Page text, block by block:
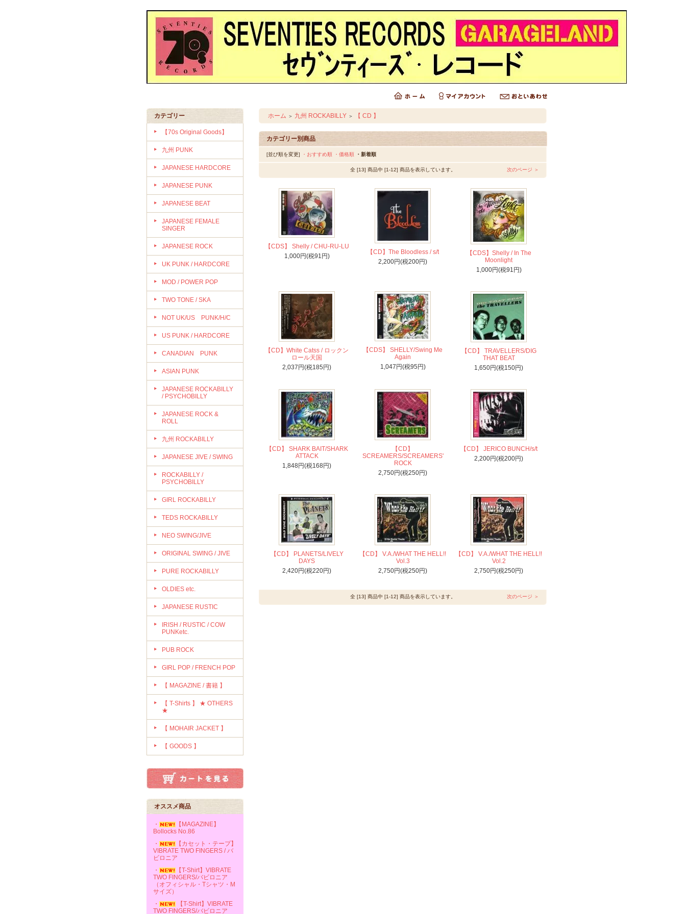
カテゴリー
【70s Original Goods】
九州 PUNK
JAPANESE HARDCORE
JAPANESE PUNK
JAPANESE BEAT
JAPANESE FEMALE
SINGER
JAPANESE ROCK
UK PUNK / HARDCORE
MOD / POWER POP
TWO TONE / SKA
NOT UK/US PUNK/H/C
US PUNK / HARDCORE
CANADIAN PUNK
ASIAN PUNK
JAPANESE ROCKABILLY
/ PSYCHOBILLY
JAPANESE ROCK &
ROLL
九州 ROCKABILLY
JAPANESE JIVE / SWING
ROCKABILLY /
PSYCHOBILLY
GIRL ROCKABILLY
TEDS ROCKABILLY
NEO SWING/JIVE
ORIGINAL SWING / JIVE
PURE ROCKABILLY
OLDIES etc.
JAPANESE RUSTIC
IRISH / RUSTIC / COW
PUNKetc.
PUB ROCK
GIRL POP / FRENCH POP
【 MAGAZINE / 書籍 】
【 T-Shirts 】 ★ OTHERS
★
【 MOHAIR JACKET 】
【 GOODS 】
オススメ商品
・
【MAGAZINE】
Bollocks No.86
・
【カセット・テープ】
VIBRATE TWO FINGERS / バ
ビロニア
・
【T-Shirt】VIBRATE
TWO FINGERS/バビロニア
（オフィシャル・Tシャツ・M
サイズ）
・
【T-Shirt】VIBRATE
TWO FINGERS/バビロニア
ホーム ＞ 九州 ROCKABILLY ＞ 【 CD 】
カテゴリー別商品
[並び順を変更] ・おすすめ順 ・価格順 ・新着順
全 [13] 商品中 [1-12] 商品を表示しています。 次のページ ＞
【CDS】 Shelly / CHU-RU-LU
1,000円(税91円)
【CD】The Bloodless / s/t
2,200円(税200円)
【CDS】Shelly / In The
Moonlight
1,000円(税91円)
【CD】White Catss / ロックン
ロール天国
2,037円(税185円)
【CDS】 SHELLY/Swing Me
Again
1,047円(税95円)
【CD】 TRAVELLERS/DIG
THAT BEAT
1,650円(税150円)
【CD】 SHARK BAIT/SHARK
ATTACK
1,848円(税168円)
【CD】
SCREAMERS/SCREAMERS'
ROCK
2,750円(税250円)
【CD】 JERICO BUNCH/s/t
2,200円(税200円)
【CD】 PLANETS/LIVELY
DAYS
2,420円(税220円)
【CD】 V.A./WHAT THE HELL!!
Vol.3
2,750円(税250円)
【CD】 V.A./WHAT THE HELL!!
Vol.2
2,750円(税250円)
全 [13] 商品中 [1-12] 商品を表示しています。 次のページ ＞